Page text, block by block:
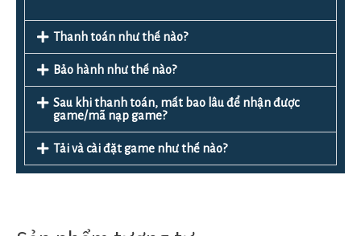
Thanh toán như thế nào?
Bảo hành như thế nào?
Sau khi thanh toán, mất bao lâu để nhận được
game/mã nạp game?
Tải và cài đặt game như thế nào?